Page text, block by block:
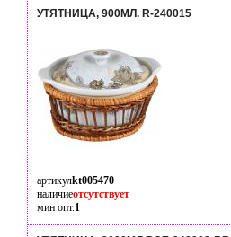
УТЯТНИЦА, 900МЛ. R-240015
артикулkt005470
наличиеотсутствует
мин опт.1